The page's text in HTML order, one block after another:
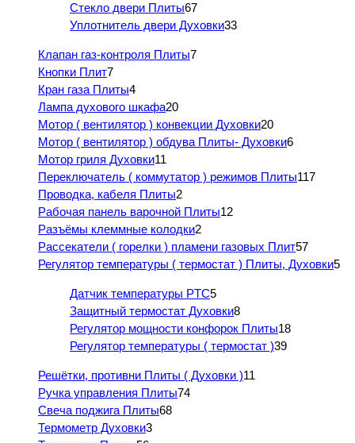
Стекло двери Плиты67
Уплотнитель двери Духовки33
Клапан газ-контроля Плиты7
Кнопки Плит7
Кран газа Плиты4
Лампа духового шкафа20
Мотор ( вентилятор ) конвекции Духовки20
Мотор ( вентилятор ) обдува Плиты- Духовки6
Мотор гриля Духовки11
Переключатель ( коммутатор ) режимов Плиты117
Проводка, кабеля Плиты2
Рабочая панель варочной Плиты12
Разъёмы клеммные колодки2
Рассекатели ( горелки ) пламени газовых Плит57
Регулятор температуры ( термостат ) Плиты, Духовки5
Датчик температуры PTC5
Защитный термостат Духовки8
Регулятор мощности конфорок Плиты18
Регулятор температуры ( термостат )39
Решётки, противни Плиты ( Духовки )11
Ручка управления Плиты74
Свеча поджига Плиты68
Термометр Духовки3